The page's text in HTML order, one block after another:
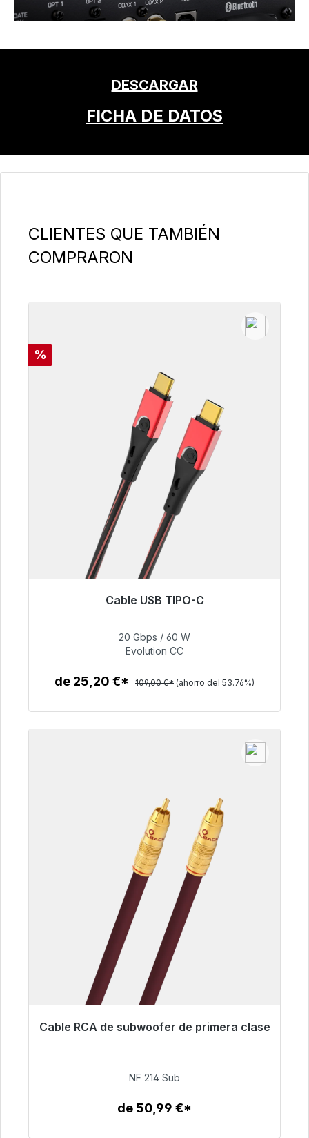
DESCARGAR
FICHA DE DATOS
Omitir la galería de productos
CLIENTES QUE TAMBIÉN
COMPRARON
Descuento
%
Cable USB TIPO-C
Listo para envío inmediato, plazo de entrega
50,40 €
20 Gbps / 60 W
Evolution CC
de 25,20 €* 109,00 €* (ahorro del 53.76%)
Cable RCA de subwoofer de primera clase
Listo para envío inmediato, plazo de entrega
94,00 €
NF 214 Sub
de 50,99 €*